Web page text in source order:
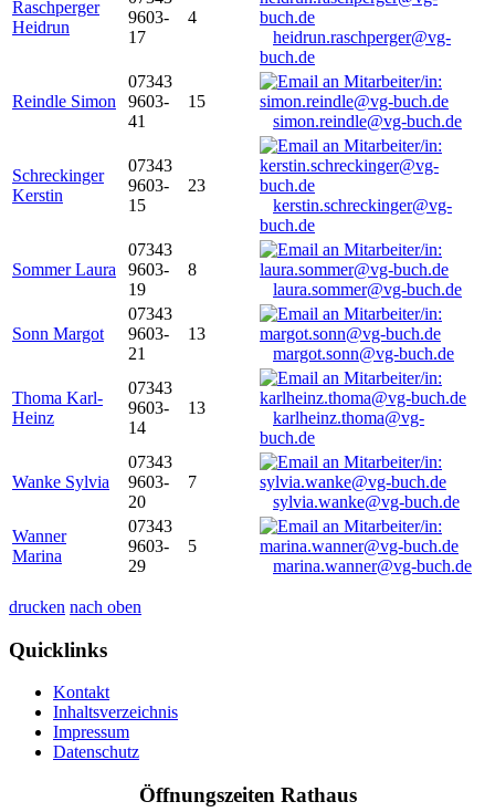
Raschperger
Heidrun
9603-
17
4
heidrun.raschperger@vg-
buch.de
Reindle Simon
07343
9603-
41
15
simon.reindle@vg-buch.de
Schreckinger
Kerstin
07343
9603-
15
23
kerstin.schreckinger@vg-
buch.de
Sommer Laura
07343
9603-
19
8
laura.sommer@vg-buch.de
Sonn Margot
07343
9603-
21
13
margot.sonn@vg-buch.de
Thoma Karl-
Heinz
07343
9603-
14
13
karlheinz.thoma@vg-
buch.de
Wanke Sylvia
07343
9603-
20
7
sylvia.wanke@vg-buch.de
Wanner
Marina
07343
9603-
29
5
marina.wanner@vg-buch.de
drucken nach oben
Quicklinks
Kontakt
Inhaltsverzeichnis
Impressum
Datenschutz
Öffnungszeiten Rathaus